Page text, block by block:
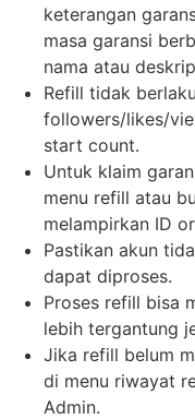
keterangan
masa garansi
nama atau
Refill tidak
followers/likes/
start count.
Untuk klaim
menu refill atau
melampirkan ID
Pastikan akun
dapat diproses.
Proses refill bisa
lebih tergantung
Jika refill belum
di menu riwayat
Admin.